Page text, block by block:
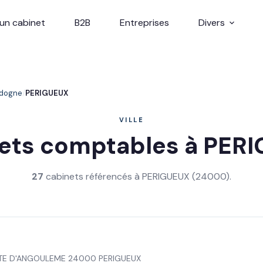
cabinet B2B Entreprises Divers
PERIGUEUX
VILLE
comptables à
27 cabinets référencés à PERIGUEUX (24000).
D'ANGOULEME 24000 PERIGUEUX